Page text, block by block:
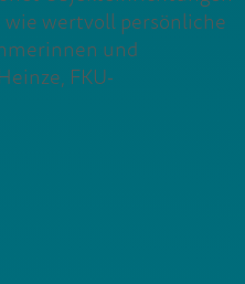
wertvoll persönliche
und
FKU-